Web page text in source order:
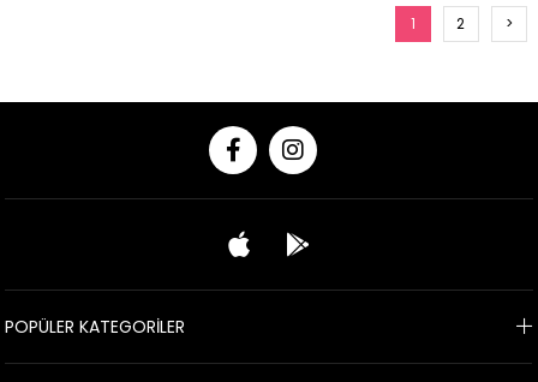
1 2 >
POPÜLER KATEGORİLER